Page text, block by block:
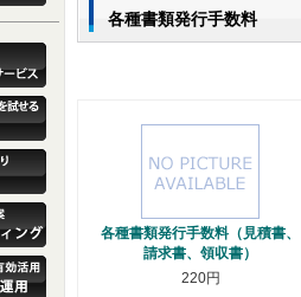
各種書類発行手数料
各種書類発行手数料（見積書、
請求書、領収書）
220円